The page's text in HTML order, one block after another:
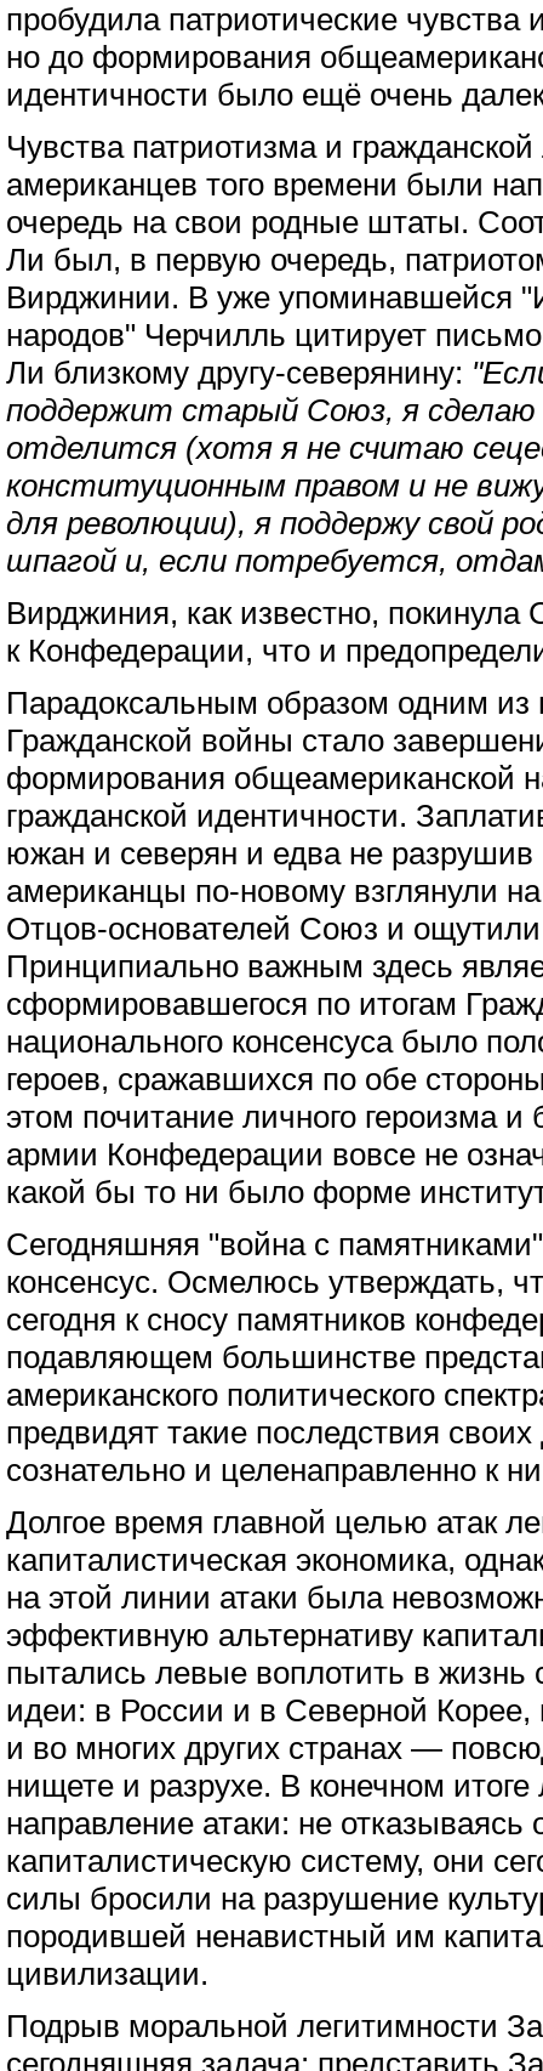
пробудила патриотические
но до формирования
идентичности было ещё очень
Чувства патриотизма и
американцев того времени были
очередь на свои родные штаты.
Ли был, в первую очередь,
Вирджинии. В уже упоминавшейся
народов" Черчилль цитирует
Ли близкому другу-северянину:
поддержит старый Союз, я
отделится (хотя я не считаю
конституционным правом и не
для революции), я поддержу свой
шпагой и, если потребуется,
Вирджиния, как известно,
к Конфедерации, что и
Парадоксальным образом одним из
Гражданской войны стало
формирования общеамериканской
гражданской идентичности.
южан и северян и едва не разрушив
американцы по-новому взглянули
Отцов-основателей Союз и
Принципиально важным здесь
сформировавшегося по итогам
национального консенсуса было
героев, сражавшихся по обе
этом почитание личного героизма и
армии Конфедерации вовсе не
какой бы то ни было форме
Сегодняшняя "война с
консенсус. Осмелюсь утверждать,
сегодня к сносу памятников
подавляющем большинстве
американского политического
предвидят такие последствия
сознательно и целенаправленно к
Долгое время главной целью атак
капиталистическая экономика,
на этой линии атаки была
эффективную альтернативу
пытались левые воплотить в жизнь
идеи: в России и в Северной
и во многих других странах —
нищете и разрухе. В конечном
направление атаки: не отказываясь
капиталистическую систему, они
силы бросили на разрушение
породившей ненавистный им
цивилизации.
Подрыв моральной легитимности
сегодняшняя задача: представить